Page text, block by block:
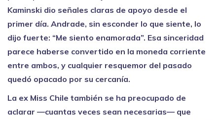
Kaminski dio señales claras de apoyo desde el
primer día. Andrade, sin esconder lo que siente, lo
dijo fuerte: “Me siento enamorada”. Esa sinceridad
parece haberse convertido en la moneda corriente
entre ambos, y cualquier resquemor del pasado
quedó opacado por su cercanía.
La ex Miss Chile también se ha preocupado de
aclarar —cuantas veces sean necesarias— que